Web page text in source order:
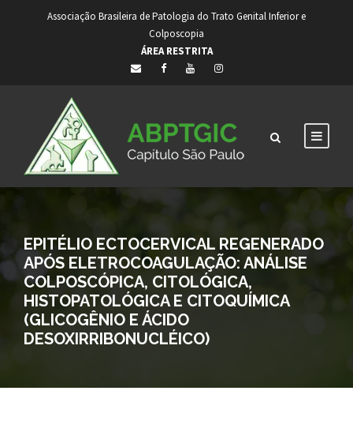
Associação Brasileira de Patologia do Trato Genital Inferior e
Colposcopia
ÁREA RESTRITA
EPITÉLIO ECTOCERVICAL REGENERADO
APÓS ELETROCOAGULAÇÃO: ANÁLISE
COLPOSCÓPICA, CITOLÓGICA,
HISTOPATOLÓGICA E CITOQUÍMICA
(GLICOGÊNIO E ÁCIDO
DESOXIRRIBONUCLÉICO)